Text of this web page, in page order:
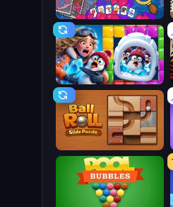
Hidden Objects
Captain Blast
Ball Roll